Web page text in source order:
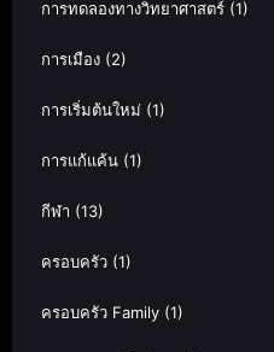
การทดลองทางวิทยาศาสตร์ (1)
การเมือง (2)
การเริ่มต้นใหม่ (1)
การแก้แค้น (1)
กีฬา (13)
ครอบครัว (1)
ครอบครัว Family (1)